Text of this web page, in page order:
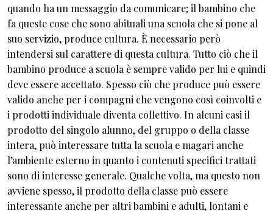
quando ha un messaggio da comunicare; il bambino che
fa queste cose che sono abituali una scuola che si pone al
suo servizio, produce cultura. È necessario però
intendersi sul carattere di questa cultura. Tutto ciò che il
bambino produce a scuola è sempre valido per lui e quindi
deve essere accettato. Spesso ciò che produce può essere
valido anche per i compagni che vengono così coinvolti e
i prodotti individuale diventa collettivo. In alcuni casi il
prodotto del singolo alunno, del gruppo o della classe
intera, può interessare tutta la scuola e magari anche
l’ambiente esterno in quanto i contenuti specifici trattati
sono di interesse generale. Qualche volta, ma questo non
avviene spesso, il prodotto della classe può essere
interessante anche per altri bambini e adulti, lontani e